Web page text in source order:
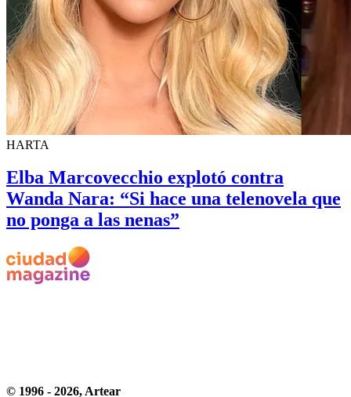
HARTA
Elba Marcovecchio explotó contra
Wanda Nara: “Si hace una telenovela que
no ponga a las nenas”
© 1996 - 2026, Artear